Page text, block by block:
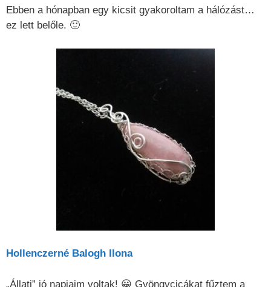
Ebben a hónapban egy kicsit gyakoroltam a hálózást…
ez lett belőle. 🙂
Hollenczerné Balogh Ilona
„Állati” jó napjaim voltak! 😀 Gyöngycicákat fűztem a